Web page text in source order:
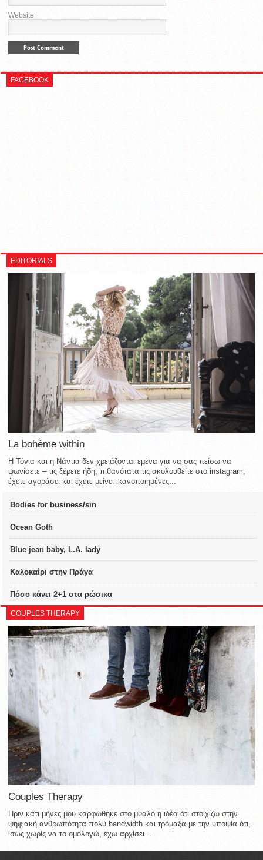
Website
FACEBOOK
EDITORIALS
La bohème within
Η Τόνια και η Νάντια δεν χρειάζονται εμένα για να σας πείσω να
ψωνίσετε – τις ξέρετε ήδη, πιθανότατα τις ακολουθείτε στο instagram,
έχετε αγοράσει και έχετε μείνει ικανοποιημένες...
Bodies for business/sin
Ocean Goth
Blue jean baby, L.A. lady
Καλοκαίρι στην Πράγα
Πόσο κάνει 2+1 στα ρώσικα
COUPLES THERAPY
Couples Therapy
Πριν κάτι μήνες μου καρφώθηκε στο μυαλό η ιδέα ότι στοιχίζω στην
ψηφιακή ανθρωπότητα πολύ bandwidth και τρόμαξα με την υποψία ότι,
ίσως χωρίς να το ομολογώ, έχω αρχίσει...